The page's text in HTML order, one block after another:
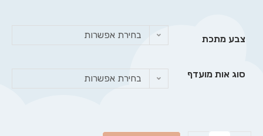
צבע מתכת בחירת אפשרות
סוג אות מועדף בחירת אפשרות